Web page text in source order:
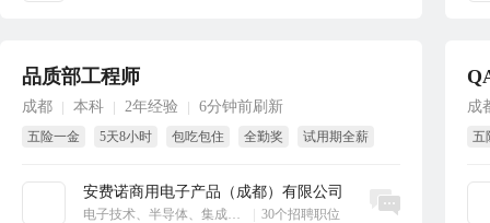
品质部工程师
成都 本科 2年经验 6分钟前刷新
五险一金 5天8小时 包吃包住 全勤奖
试用期全薪
安费诺商用电子产品（成都）有限公司
电子技术、半导体、集成电路 30个招聘职位
立即沟通
成
五